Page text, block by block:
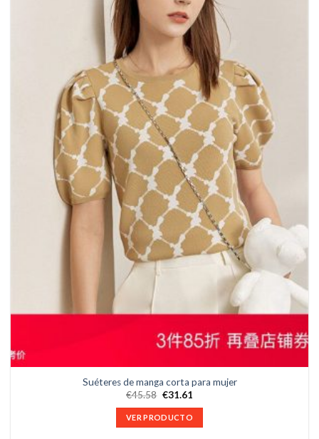
Suéteres de manga corta para mujer
€45.58 €31.61
VER PRODUCTO